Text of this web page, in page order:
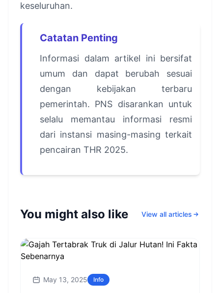
keseluruhan.
Catatan Penting
Informasi dalam artikel ini bersifat
umum dan dapat berubah sesuai
dengan kebijakan terbaru
pemerintah. PNS disarankan untuk
selalu memantau informasi resmi
dari instansi masing-masing terkait
pencairan THR 2025.
You might also like View all articles
May 13, 2025 Info